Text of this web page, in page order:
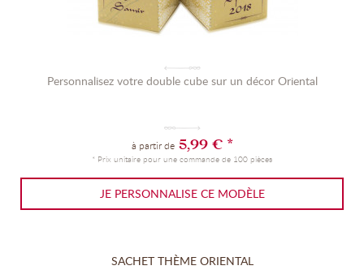
Personnalisez votre double cube sur un décor Oriental
à partir de5,99 € *
* Prix unitaire pour une commande de 100 pièces
JE PERSONNALISE CE MODÈLE
SACHET THÈME ORIENTAL